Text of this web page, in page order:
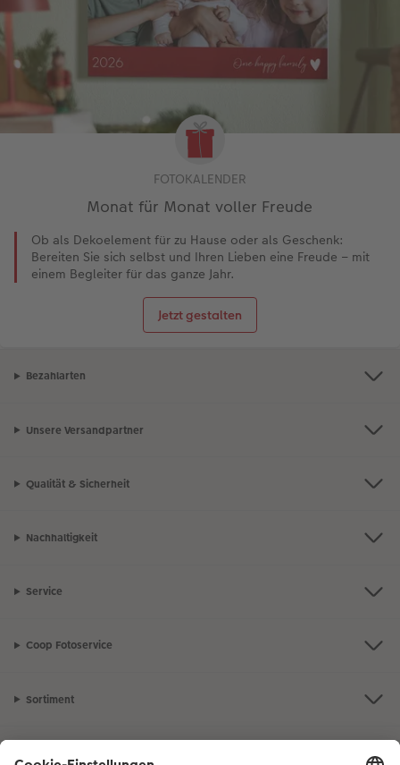
FOTOKALENDER
Monat für Monat voller Freude
Ob als Dekoelement für zu Hause oder als Geschenk:
Bereiten Sie sich selbst und Ihren Lieben eine Freude – mit
einem Begleiter für das ganze Jahr.
Jetzt gestalten
Bezahlarten
Unsere Versandpartner
Qualität & Sicherheit
Nachhaltigkeit
Service
Coop Fotoservice
Sortiment